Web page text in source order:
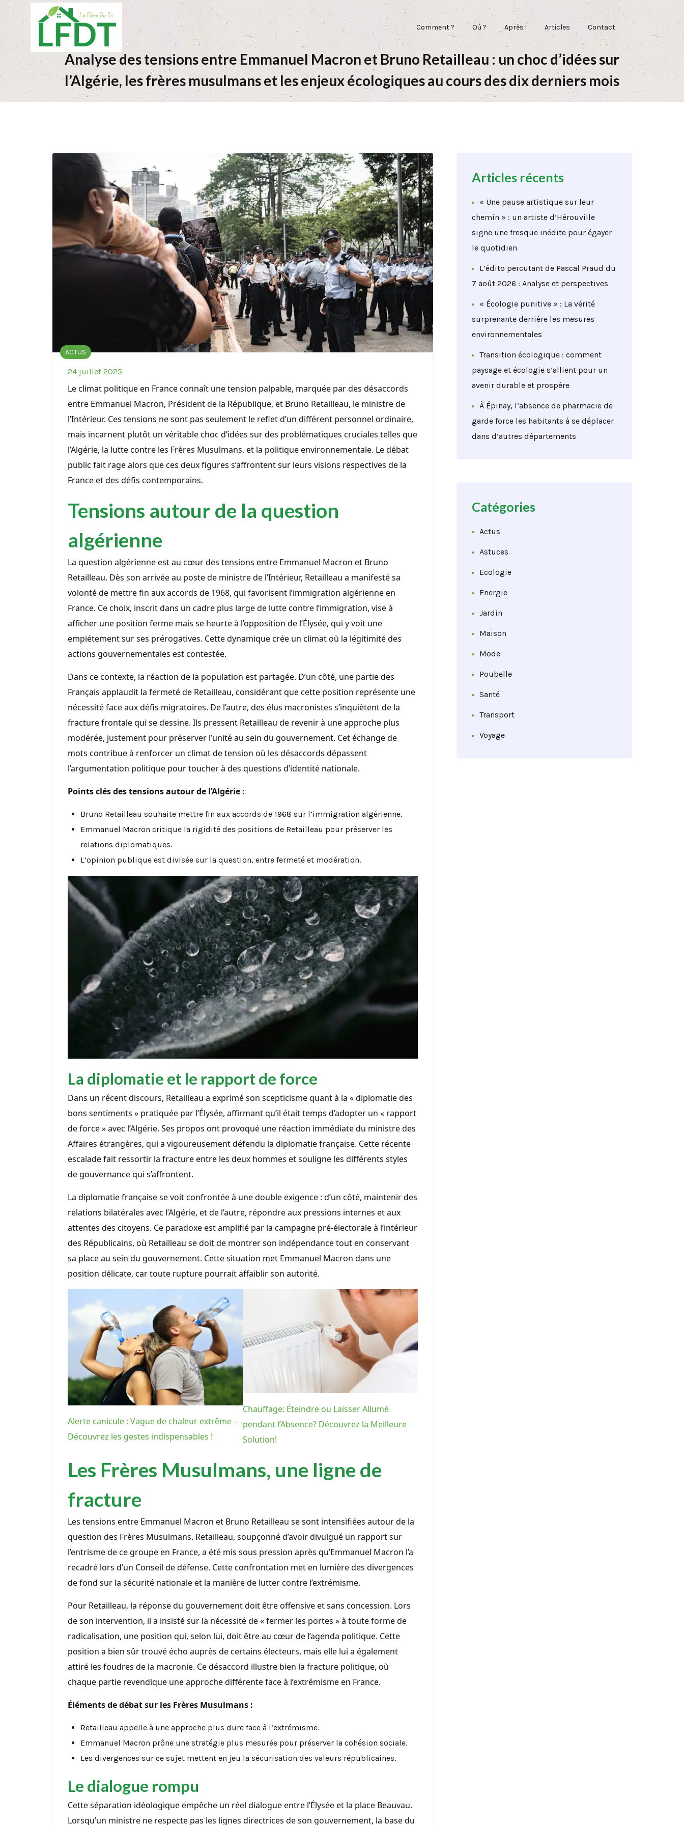
Comment ? Où ? Après ! Articles Contact
Analyse des tensions entre Emmanuel Macron et Bruno Retailleau : un choc d’idées sur
l’Algérie, les frères musulmans et les enjeux écologiques au cours des dix derniers mois
ACTUS
24 juillet 2025
Le climat politique en France connaît une tension palpable, marquée par des désaccords
entre Emmanuel Macron, Président de la République, et Bruno Retailleau, le ministre de
l’Intérieur. Ces tensions ne sont pas seulement le reflet d’un différent personnel ordinaire,
mais incarnent plutôt un véritable choc d’idées sur des problématiques cruciales telles que
l’Algérie, la lutte contre les Frères Musulmans, et la politique environnementale. Le débat
public fait rage alors que ces deux figures s’affrontent sur leurs visions respectives de la
France et des défis contemporains.
Tensions autour de la question
algérienne
La question algérienne est au cœur des tensions entre Emmanuel Macron et Bruno
Retailleau. Dès son arrivée au poste de ministre de l’Intérieur, Retailleau a manifesté sa
volonté de mettre fin aux accords de 1968, qui favorisent l’immigration algérienne en
France. Ce choix, inscrit dans un cadre plus large de lutte contre l’immigration, vise à
afficher une position ferme mais se heurte à l’opposition de l’Élysée, qui y voit une
empiétement sur ses prérogatives. Cette dynamique crée un climat où la légitimité des
actions gouvernementales est contestée.
Dans ce contexte, la réaction de la population est partagée. D’un côté, une partie des
Français applaudit la fermeté de Retailleau, considérant que cette position représente une
nécessité face aux défis migratoires. De l’autre, des élus macronistes s’inquiètent de la
fracture frontale qui se dessine. Ils pressent Retailleau de revenir à une approche plus
modérée, justement pour préserver l’unité au sein du gouvernement. Cet échange de
mots contribue à renforcer un climat de tension où les désaccords dépassent
l’argumentation politique pour toucher à des questions d’identité nationale.
Points clés des tensions autour de l’Algérie :
Bruno Retailleau souhaite mettre fin aux accords de 1968 sur l’immigration algérienne.
Emmanuel Macron critique la rigidité des positions de Retailleau pour préserver les
relations diplomatiques.
L’opinion publique est divisée sur la question, entre fermeté et modération.
La diplomatie et le rapport de force
Dans un récent discours, Retailleau a exprimé son scepticisme quant à la « diplomatie des
bons sentiments » pratiquée par l’Élysée, affirmant qu’il était temps d’adopter un « rapport
de force » avec l’Algérie. Ses propos ont provoqué une réaction immédiate du ministre des
Affaires étrangères, qui a vigoureusement défendu la diplomatie française. Cette récente
escalade fait ressortir la fracture entre les deux hommes et souligne les différents styles
de gouvernance qui s’affrontent.
La diplomatie française se voit confrontée à une double exigence : d’un côté, maintenir des
relations bilatérales avec l’Algérie, et de l’autre, répondre aux pressions internes et aux
attentes des citoyens. Ce paradoxe est amplifié par la campagne pré-électorale à l’intérieur
des Républicains, où Retailleau se doit de montrer son indépendance tout en conservant
sa place au sein du gouvernement. Cette situation met Emmanuel Macron dans une
position délicate, car toute rupture pourrait affaiblir son autorité.
Alerte canicule : Vague de chaleur extrême –
Découvrez les gestes indispensables !
Chauffage: Éteindre ou Laisser Allumé
pendant l’Absence? Découvrez la Meilleure
Solution!
Les Frères Musulmans, une ligne de
fracture
Les tensions entre Emmanuel Macron et Bruno Retailleau se sont intensifiées autour de la
question des Frères Musulmans. Retailleau, soupçonné d’avoir divulgué un rapport sur
l’entrisme de ce groupe en France, a été mis sous pression après qu’Emmanuel Macron l’a
recadré lors d’un Conseil de défense. Cette confrontation met en lumière des divergences
de fond sur la sécurité nationale et la manière de lutter contre l’extrémisme.
Pour Retailleau, la réponse du gouvernement doit être offensive et sans concession. Lors
de son intervention, il a insisté sur la nécessité de « fermer les portes » à toute forme de
radicalisation, une position qui, selon lui, doit être au cœur de l’agenda politique. Cette
position a bien sûr trouvé écho auprès de certains électeurs, mais elle lui a également
attiré les foudres de la macronie. Ce désaccord illustre bien la fracture politique, où
chaque partie revendique une approche différente face à l’extrémisme en France.
Éléments de débat sur les Frères Musulmans :
Retailleau appelle à une approche plus dure face à l’extrémisme.
Emmanuel Macron prône une stratégie plus mesurée pour préserver la cohésion sociale.
Les divergences sur ce sujet mettent en jeu la sécurisation des valeurs républicaines.
Le dialogue rompu
Cette séparation idéologique empêche un réel dialogue entre l’Élysée et la place Beauvau.
Lorsqu’un ministre ne respecte pas les lignes directrices de son gouvernement, la base du
Articles récents
« Une pause artistique sur leur
chemin » : un artiste d’Hérouville
signe une fresque inédite pour égayer
le quotidien
L’édito percutant de Pascal Praud du
7 août 2026 : Analyse et perspectives
« Écologie punitive » : La vérité
surprenante derrière les mesures
environnementales
Transition écologique : comment
paysage et écologie s’allient pour un
avenir durable et prospère
À Épinay, l’absence de pharmacie de
garde force les habitants à se déplacer
dans d’autres départements
Catégories
Actus
Astuces
Ecologie
Energie
Jardin
Maison
Mode
Poubelle
Santé
Transport
Voyage